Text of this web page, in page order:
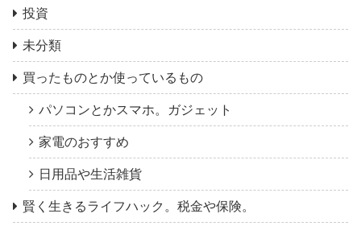
投資
未分類
買ったものとか使っているもの
パソコンとかスマホ。ガジェット
家電のおすすめ
日用品や生活雑貨
賢く生きるライフハック。税金や保険。